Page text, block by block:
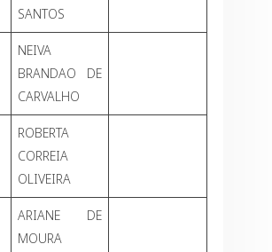
SANTOS
NEIVA
BRANDAO DE
CARVALHO
ROBERTA
CORREIA
OLIVEIRA
ARIANE DE
MOURA